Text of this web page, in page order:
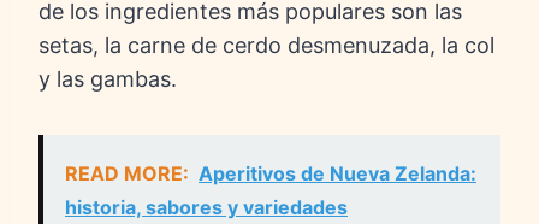
de los ingredientes más populares son las
setas, la carne de cerdo desmenuzada, la col
y las gambas.
READ MORE: Aperitivos de Nueva Zelanda:
historia, sabores y variedades